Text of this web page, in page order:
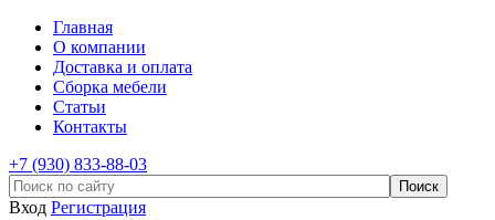
Главная
О компании
Доставка и оплата
Сборка мебели
Статьи
Контакты
+7 (930) 833-88-03
Вход Регистрация